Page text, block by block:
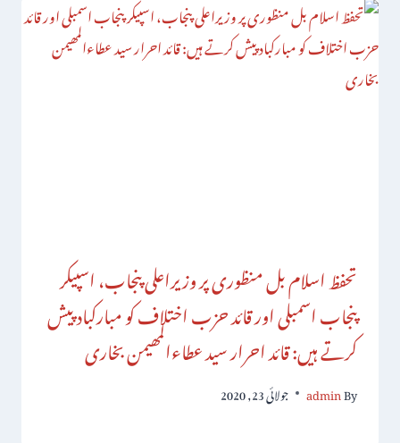
تحفظ اسلام بل منظوری پر وزیراعلی پنجاب، اسپیکر
پنجاب اسمبلی اور قائد حزب اختلاف کو مبارکباد پیش
کرتے ہیں: قائد احرار سید عطاءالمھیمن بخاری
By
admin جولائی 23, 2020